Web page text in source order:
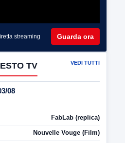
streaming Guarda ora
TV VEDI TUTTI
08
FabLab (replica)
Nouvelle Vouge (Film)